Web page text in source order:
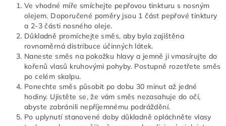
Ve vhodné míře smíchejte pepřovou tinkturu s nosným
olejem. Doporučené poměry jsou 1 část pepřové tinktury
a 2-3 části nosného oleje.
Důkladně promíchejte směs, aby byla zajištěna
rovnoměrná distribuce účinných látek.
Naneste směs na pokožku hlavy a jemně ji vmasírujte do
kořenů vlasů kruhovými pohyby. Postupně rozetřete směs
po celém skalpu.
Ponechte směs působit po dobu 30 minut až jedné
hodiny. Ujistěte se, že vám směs nezasahuje do očí,
abyste zabránili nepříjemnému podráždění.
Po uplynutí stanovené doby důkladně opláchněte vlasy